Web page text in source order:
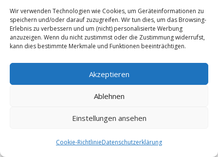
Wir verwenden Technologien wie Cookies, um Geräteinformationen zu
speichern und/oder darauf zuzugreifen. Wir tun dies, um das Browsing-
Erlebnis zu verbessern und um (nicht) personalisierte Werbung
anzuzeigen. Wenn du nicht zustimmst oder die Zustimmung widerrufst,
kann dies bestimmte Merkmale und Funktionen beeinträchtigen.
Akzeptieren
Ablehnen
Einstellungen ansehen
Cookie-RichtlinieDatenschutzerklärung
kommen. Für die Organisation von
Leadgenerierung,Akquiseund
Kundenmanagement brauchen Sie auf
jeden Fall ein leistungsfähiges CRM-
System. Das nutzen garantiert auch all
Ihre Wettbewerber im Bereich Vertrieb
von Photovoltaikanlagen, sodass Sie
konkurrenzfähig wären. Aufgrund der
aktiven Marktsituation achten die